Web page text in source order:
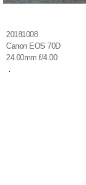
20181008
Canon EOS 70D
24.00mm f/4.00